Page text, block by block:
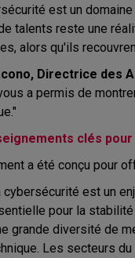
est un
talents reste une
alors qu'ils
Directrice des
a permis de
clés
a été conçu pour
cybersécurité est un
pour la
grande diversité de
Les secteurs